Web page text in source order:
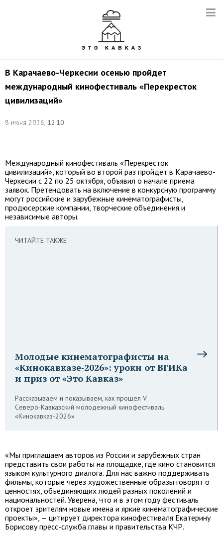
В Карачаево-Черкесии осенью пройдет
международный кинофестиваль «Перекресток
цивилизаций»
8 июня 2026, 12:10
Кинофестиваль
Международный кинофестиваль «Перекресток
цивилизаций», который во второй раз пройдет в Карачаево-
Черкесии с 22 по 25 октября, объявил о начале приема
заявок. Претендовать на включение в конкурсную программу
могут российские и зарубежные кинематографисты,
продюсерские компании, творческие объединения и
независимые авторы.
ЧИТАЙТЕ ТАКЖЕ
Молодые кинематографисты на
«Кинокавказе‑2026»: уроки от ВГИКа
и приз от «Это Кавказ»
Рассказываем и показываем, как прошел V
Северо‑Кавказский молодежный кинофестиваль
«Кинокавказ‑2026»
«Мы приглашаем авторов из России и зарубежных стран
представить свои работы на площадке, где кино становится
языком культурного диалога. Для нас важно поддерживать
фильмы, которые через художественные образы говорят о
ценностях, объединяющих людей разных поколений и
национальностей. Уверена, что и в этом году фестиваль
откроет зрителям новые имена и яркие кинематографические
проекты», — цитирует директора кинофестиваля Екатерину
Борисову пресс-служба главы и правительства КЧР.